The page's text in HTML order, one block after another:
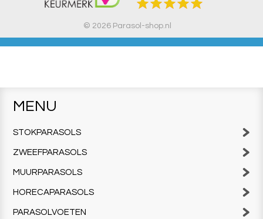
© 2026 Parasol-shop.nl
MENU
STOKPARASOLS
ZWEEFPARASOLS
MUURPARASOLS
HORECAPARASOLS
PARASOLVOETEN